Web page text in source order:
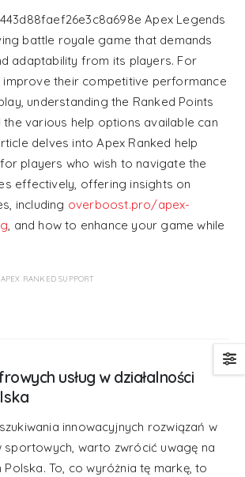
Apex Legends
battle royale game that demands
adaptability from its players. For
their competitive performance
understanding the Ranked Points
the various help options available can
delves into Apex Ranked help
players who wish to navigate the
effectively, offering insights on
including overboost.pro/apex-
, and how to enhance your game while
APEX RANKED SUPPORT
usług w działalności
innowacyjnych rozwiązań w
sportowych, warto zwrócić uwagę na
To, co wyróżnia tę markę, to